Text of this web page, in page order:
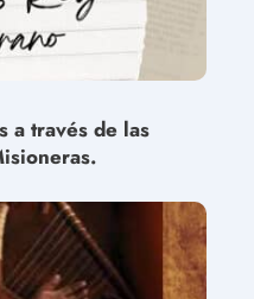
a través de las